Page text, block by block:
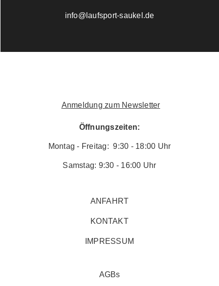
info@laufsport-saukel.de
Anmeldung zum Newsletter
Öffnungszeiten:
Montag - Freitag: 9:30 - 18:00 Uhr
Samstag: 9:30 - 16:00 Uhr
ANFAHRT
KONTAKT
IMPRESSUM
AGBs